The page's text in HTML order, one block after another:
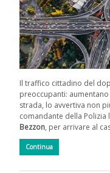
Il traffico cittadino del
preoccupanti:
strada, lo avvertiva non
comandante della Polizia
Bezzon, per arrivare al
Continua